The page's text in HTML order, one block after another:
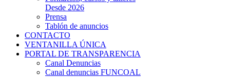
Desde 2026
Prensa
Tablón de anuncios
CONTACTO
VENTANILLA ÚNICA
PORTAL DE TRANSPARENCIA
Canal Denuncias
Canal denuncias FUNCOAL